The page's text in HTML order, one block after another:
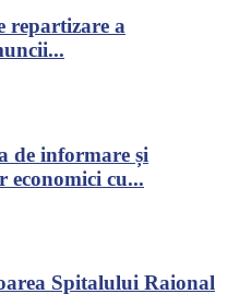
repartizare a
de informare și
economici cu...
Spitalului Raional